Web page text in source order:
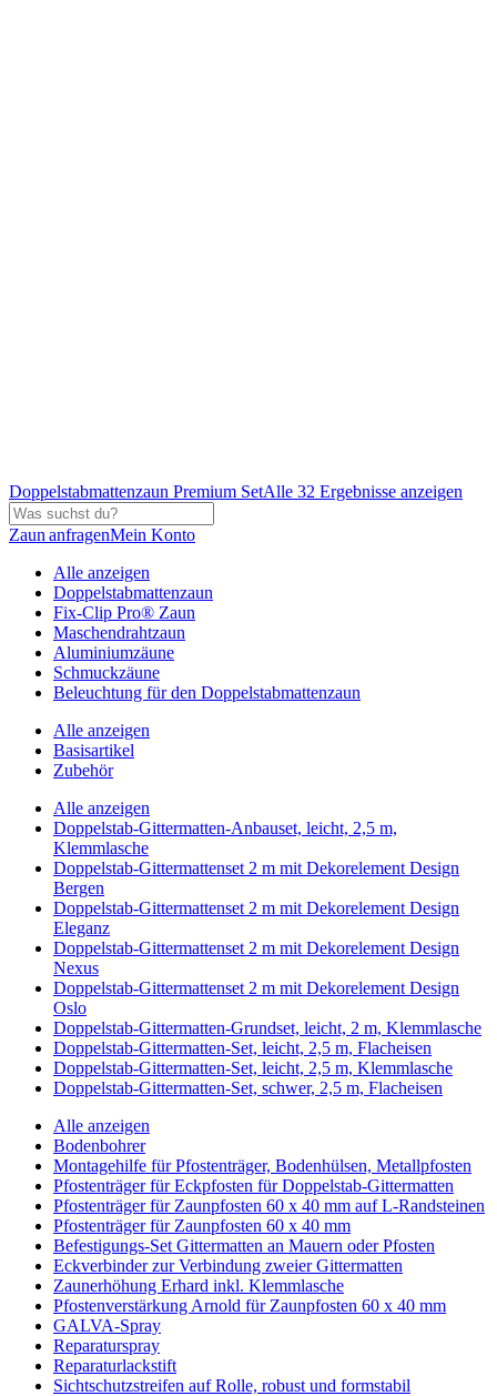
Doppelstabmattenzaun Premium SetAlle 32 Ergebnisse anzeigen
Zaun anfragenMein Konto
Alle anzeigen
Doppelstabmattenzaun
Fix-Clip Pro® Zaun
Maschendrahtzaun
Aluminiumzäune
Schmuckzäune
Beleuchtung für den Doppelstabmattenzaun
Alle anzeigen
Basisartikel
Zubehör
Alle anzeigen
Doppelstab-Gittermatten-Anbauset, leicht, 2,5 m,
Klemmlasche
Doppelstab-Gittermattenset 2 m mit Dekorelement Design
Bergen
Doppelstab-Gittermattenset 2 m mit Dekorelement Design
Eleganz
Doppelstab-Gittermattenset 2 m mit Dekorelement Design
Nexus
Doppelstab-Gittermattenset 2 m mit Dekorelement Design
Oslo
Doppelstab-Gittermatten-Grundset, leicht, 2 m, Klemmlasche
Doppelstab-Gittermatten-Set, leicht, 2,5 m, Flacheisen
Doppelstab-Gittermatten-Set, leicht, 2,5 m, Klemmlasche
Doppelstab-Gittermatten-Set, schwer, 2,5 m, Flacheisen
Alle anzeigen
Bodenbohrer
Montagehilfe für Pfostenträger, Bodenhülsen, Metallpfosten
Pfostenträger für Eckpfosten für Doppelstab-Gittermatten
Pfostenträger für Zaunpfosten 60 x 40 mm auf L-Randsteinen
Pfostenträger für Zaunpfosten 60 x 40 mm
Befestigungs-Set Gittermatten an Mauern oder Pfosten
Eckverbinder zur Verbindung zweier Gittermatten
Zaunerhöhung Erhard inkl. Klemmlasche
Pfostenverstärkung Arnold für Zaunpfosten 60 x 40 mm
GALVA-Spray
Reparaturspray
Reparaturlackstift
Sichtschutzstreifen auf Rolle, robust und formstabil